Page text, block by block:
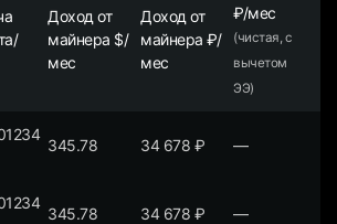
Доход от
майнера $/
мес
Доход от
майнера ₽/
мес
₽/мес
(чистая, с
вычетом
ЭЭ)
345.78 34 678 ₽ —
345.78 34 678 ₽ —